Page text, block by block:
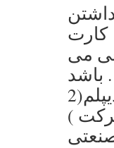
کارت
می
باشد .